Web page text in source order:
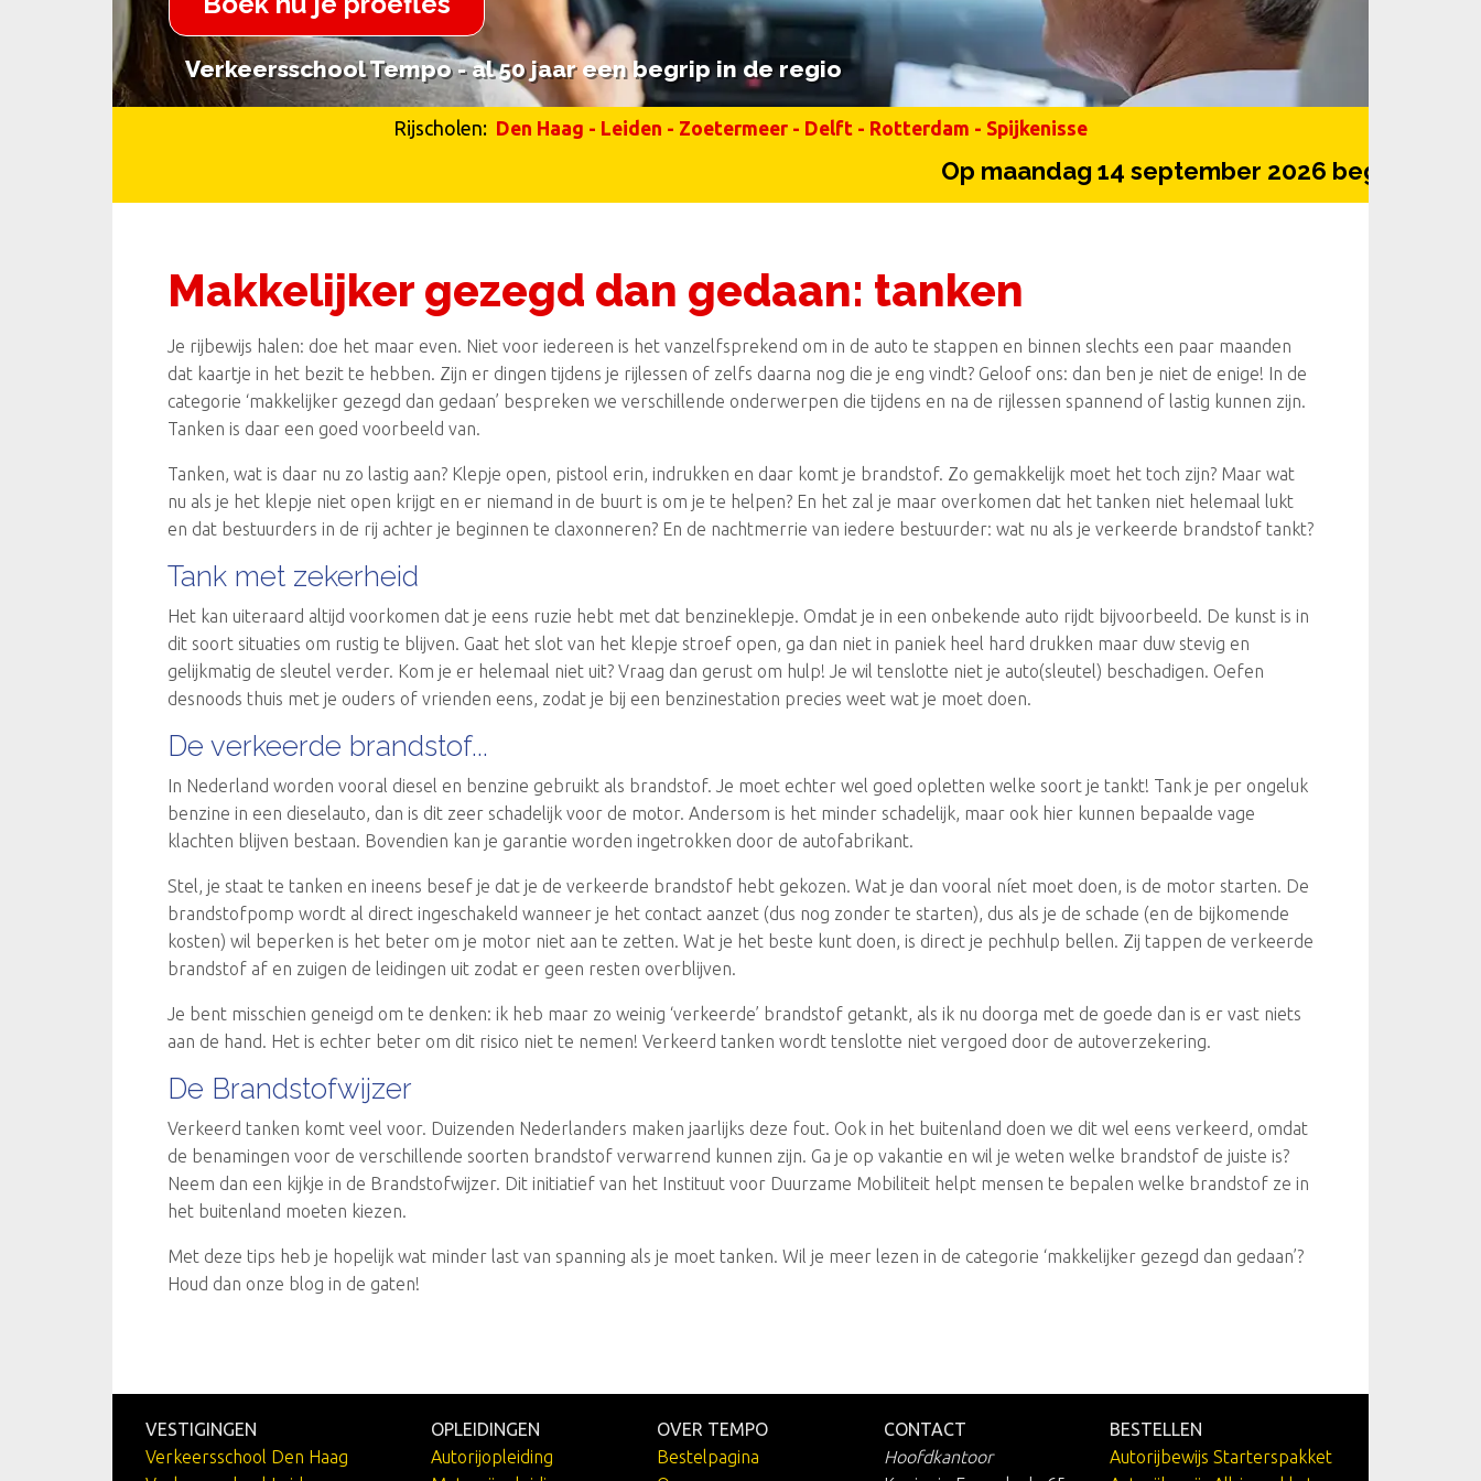
Verkeersschool Tempo - al 50 jaar een begrip in de regio
Verkeersschool Tempo - al 50 jaar een begrip in de regio
Rijscholen: Den Haag - Leiden - Zoetermeer - Delft - Rotterdam - Spijkenisse
Op maandag 14 september 2026 begint onze
Makkelijker gezegd dan gedaan: tanken
Je rijbewijs halen: doe het maar even. Niet voor iedereen is het vanzelfsprekend om in de auto te stappen en binnen slechts een paar maanden
dat kaartje in het bezit te hebben. Zijn er dingen tijdens je rijlessen of zelfs daarna nog die je eng vindt? Geloof ons: dan ben je niet de enige! In de
categorie ‘makkelijker gezegd dan gedaan’ bespreken we verschillende onderwerpen die tijdens en na de rijlessen spannend of lastig kunnen zijn.
Tanken is daar een goed voorbeeld van.
Tanken, wat is daar nu zo lastig aan? Klepje open, pistool erin, indrukken en daar komt je brandstof. Zo gemakkelijk moet het toch zijn? Maar wat
nu als je het klepje niet open krijgt en er niemand in de buurt is om je te helpen? En het zal je maar overkomen dat het tanken niet helemaal lukt
en dat bestuurders in de rij achter je beginnen te claxonneren? En de nachtmerrie van iedere bestuurder: wat nu als je verkeerde brandstof tankt?
Tank met zekerheid
Het kan uiteraard altijd voorkomen dat je eens ruzie hebt met dat benzineklepje. Omdat je in een onbekende auto rijdt bijvoorbeeld. De kunst is in
dit soort situaties om rustig te blijven. Gaat het slot van het klepje stroef open, ga dan niet in paniek heel hard drukken maar duw stevig en
gelijkmatig de sleutel verder. Kom je er helemaal niet uit? Vraag dan gerust om hulp! Je wil tenslotte niet je auto(sleutel) beschadigen. Oefen
desnoods thuis met je ouders of vrienden eens, zodat je bij een benzinestation precies weet wat je moet doen.
De verkeerde brandstof...
In Nederland worden vooral diesel en benzine gebruikt als brandstof. Je moet echter wel goed opletten welke soort je tankt! Tank je per ongeluk
benzine in een dieselauto, dan is dit zeer schadelijk voor de motor. Andersom is het minder schadelijk, maar ook hier kunnen bepaalde vage
klachten blijven bestaan. Bovendien kan je garantie worden ingetrokken door de autofabrikant.
Stel, je staat te tanken en ineens besef je dat je de verkeerde brandstof hebt gekozen. Wat je dan vooral níet moet doen, is de motor starten. De
brandstofpomp wordt al direct ingeschakeld wanneer je het contact aanzet (dus nog zonder te starten), dus als je de schade (en de bijkomende
kosten) wil beperken is het beter om je motor niet aan te zetten. Wat je het beste kunt doen, is direct je pechhulp bellen. Zij tappen de verkeerde
brandstof af en zuigen de leidingen uit zodat er geen resten overblijven.
Je bent misschien geneigd om te denken: ik heb maar zo weinig ‘verkeerde’ brandstof getankt, als ik nu doorga met de goede dan is er vast niets
aan de hand. Het is echter beter om dit risico niet te nemen! Verkeerd tanken wordt tenslotte niet vergoed door de autoverzekering.
De Brandstofwijzer
Verkeerd tanken komt veel voor. Duizenden Nederlanders maken jaarlijks deze fout. Ook in het buitenland doen we dit wel eens verkeerd, omdat
de benamingen voor de verschillende soorten brandstof verwarrend kunnen zijn. Ga je op vakantie en wil je weten welke brandstof de juiste is?
Neem dan een kijkje in de Brandstofwijzer. Dit initiatief van het Instituut voor Duurzame Mobiliteit helpt mensen te bepalen welke brandstof ze in
het buitenland moeten kiezen.
Met deze tips heb je hopelijk wat minder last van spanning als je moet tanken. Wil je meer lezen in de categorie ‘makkelijker gezegd dan gedaan’?
Houd dan onze blog in de gaten!
VESTIGINGEN
Verkeersschool Den Haag
OPLEIDINGEN
Autorijopleiding
OVER TEMPO
Bestelpagina
CONTACT
Hoofdkantoor
BESTELLEN
Autorijbewijs Starterspakket